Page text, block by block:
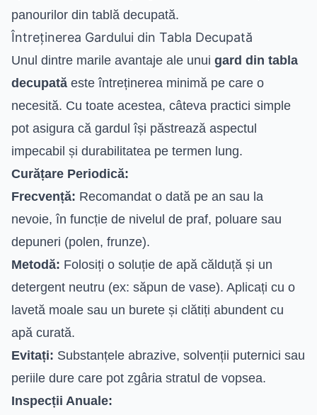
panourilor din tablă decupată.
Întreținerea Gardului din Tabla Decupată
Unul dintre marile avantaje ale unui gard din tabla
decupată este întreținerea minimă pe care o
necesită. Cu toate acestea, câteva practici simple
pot asigura că gardul își păstrează aspectul
impecabil și durabilitatea pe termen lung.
Curățare Periodică:
Frecvență: Recomandat o dată pe an sau la
nevoie, în funcție de nivelul de praf, poluare sau
depuneri (polen, frunze).
Metodă: Folosiți o soluție de apă călduță și un
detergent neutru (ex: săpun de vase). Aplicați cu o
lavetă moale sau un burete și clătiți abundent cu
apă curată.
Evitați: Substanțele abrazive, solvenții puternici sau
periile dure care pot zgâria stratul de vopsea.
Inspecții Anuale: